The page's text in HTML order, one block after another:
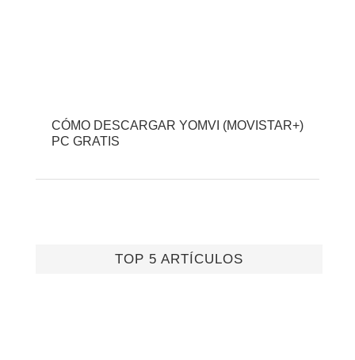
CÓMO DESCARGAR YOMVI (MOVISTAR+)
PC GRATIS
TOP 5 ARTÍCULOS